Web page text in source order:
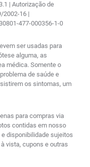
| Autorização de
2002-16 |
477-000356-1-0
ser usadas para
alguma, as
médica. Somente o
de saúde e
os sintomas, um
para compras via
contidas em nosso
disponibilidade sujeitos
vista, cupons e outras